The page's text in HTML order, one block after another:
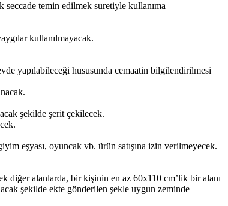
seccade temin edilmek suretiyle kullanıma
kullanılmayacak.
yapılabileceği hususunda cemaatin bilgilendirilmesi
şekilde şerit çekilecek.
eşyası, oyuncak vb. ürün satışına izin verilmeyecek.
diğer alanlarda, bir kişinin en az 60x110 cm’lik bir alanı
şekilde ekte gönderilen şekle uygun zeminde